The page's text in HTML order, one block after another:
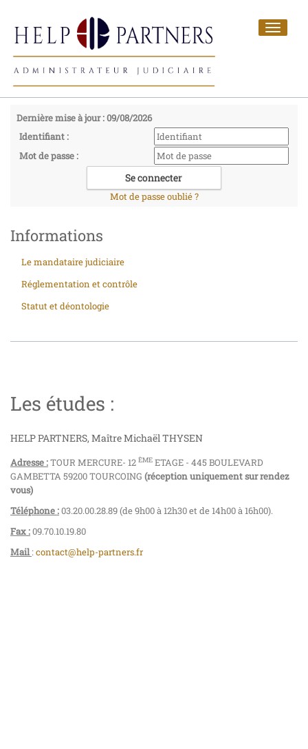
Toggle
Dernière mise à jour : 09/08/2026
Identifiant :
Mot de passe :
Mot de passe oublié ?
Informations
Le mandataire judiciaire
Réglementation et contrôle
Statut et déontologie
Les études :
HELP PARTNERS, Maître Michaël THYSEN
Adresse :TOUR MERCURE- 12 ÈME ETAGE - 445 BOULEVARD
GAMBETTA 59200 TOURCOING (réception uniquement sur rendez
vous)
Téléphone :03.20.00.28.89 (de 9h00 à 12h30 et de 14h00 à 16h00).
Fax :09.70.10.19.80
Mail: contact@help-partners.fr